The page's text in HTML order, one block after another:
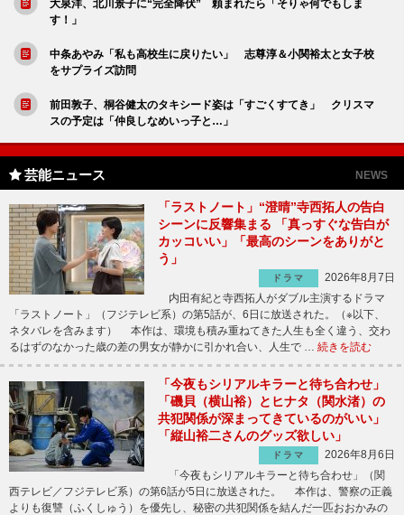
大泉洋、北川景子に“完全降伏” 頼まれたら「そりゃ何でもしま
す！」
中条あやみ「私も高校生に戻りたい」 志尊淳＆小関裕太と女子校
をサプライズ訪問
前田敦子、桐谷健太のタキシード姿は「すごくすてき」 クリスマ
スの予定は「仲良しなめいっ子と…」
芸能ニュース NEWS
「ラストノート」“澄晴”寺西拓人の告白
シーンに反響集まる 「真っすぐな告白が
カッコいい」「最高のシーンをありがと
う」
ドラマ
2026年8月7日
内田有紀と寺西拓人がダブル主演するドラマ
「ラストノート」（フジテレビ系）の第5話が、6日に放送された。（※以下、
ネタバレを含みます） 本作は、環境も積み重ねてきた人生も全く違う、交わ
るはずのなかった歳の差の男女が静かに引かれ合い、人生で … 続きを読む
「今夜もシリアルキラーと待ち合わせ」
「磯貝（横山裕）とヒナタ（関水渚）の
共犯関係が深まってきているのがいい」
「縦山裕二さんのグッズ欲しい」
ドラマ
2026年8月6日
「今夜もシリアルキラーと待ち合わせ」（関
西テレビ／フジテレビ系）の第6話が5日に放送された。 本作は、警察の正義
よりも復讐（ふくしゅう）を優先し、秘密の共犯関係を結んだ一匹おおかみの